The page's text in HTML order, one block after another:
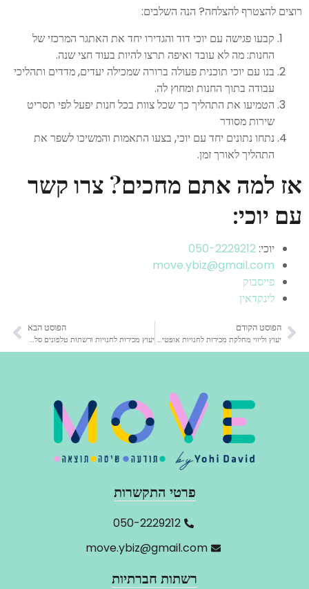
רוצים להצטרף להצלחה? הנה השלבים:
קבעו פגישה עם יוכי דוד והגדירו יחד את האתגר המרכזי של
החנות: מה לא עובד ואיפה תרצו להיות בעוד חצי שנה.
בנו עם יוכי תוכנית פעולה ברורה שמכילה יעדים, מדדים ותהליכי
עבודה בתוך החנות ומחוץ לה.
הטמיעו את התהליך כך שכל צוות בכל חנות יפעל לפי תסריט
שירות מסודר
נתחו נתונים יחד עם יוכי, בצעו התאמות והמשיכו לשפר את
התהליך לאורך זמן.
אז למה אתם מחכים? צרו קשר
עם יוכי:
יוכי:‬050-2229212
move.ybiz@gmail.com
פייסבוק
לינקדאין
הפוסט הקודם
יעוץ וליווי מחלקת מכירות לחנויות אופטיקה
הפוסט הבא
יעוץ מכירות לחנויות ורשתות טלפונים סלולריים ואביזרים
פרטי התקשרות
‬050-2229212
move.ybiz@gmail.com
רשתות חברתיות